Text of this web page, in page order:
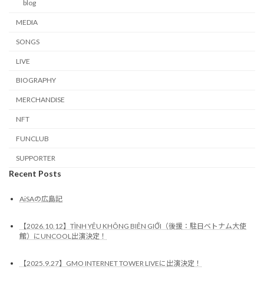
blog
MEDIA
SONGS
LIVE
BIOGRAPHY
MERCHANDISE
NFT
FUNCLUB
SUPPORTER
Recent Posts
AiSAの広島記
【2026.10.12】TÌNH YÊU KHÔNG BIÊN GIỚI（後援：駐日ベトナム大使
館）にUNCOOL出演決定！
【2025.9.27】GMO INTERNET TOWER LIVEに出演決定！